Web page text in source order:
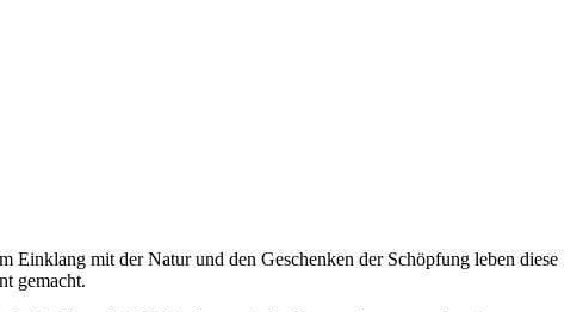
Einklang mit der Natur und den Geschenken der Schöpfung leben diese
gemacht.